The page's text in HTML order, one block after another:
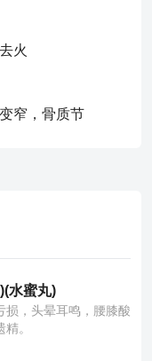
火
窄，骨质节
水蜜丸)
损，头晕耳鸣，腰膝酸
。